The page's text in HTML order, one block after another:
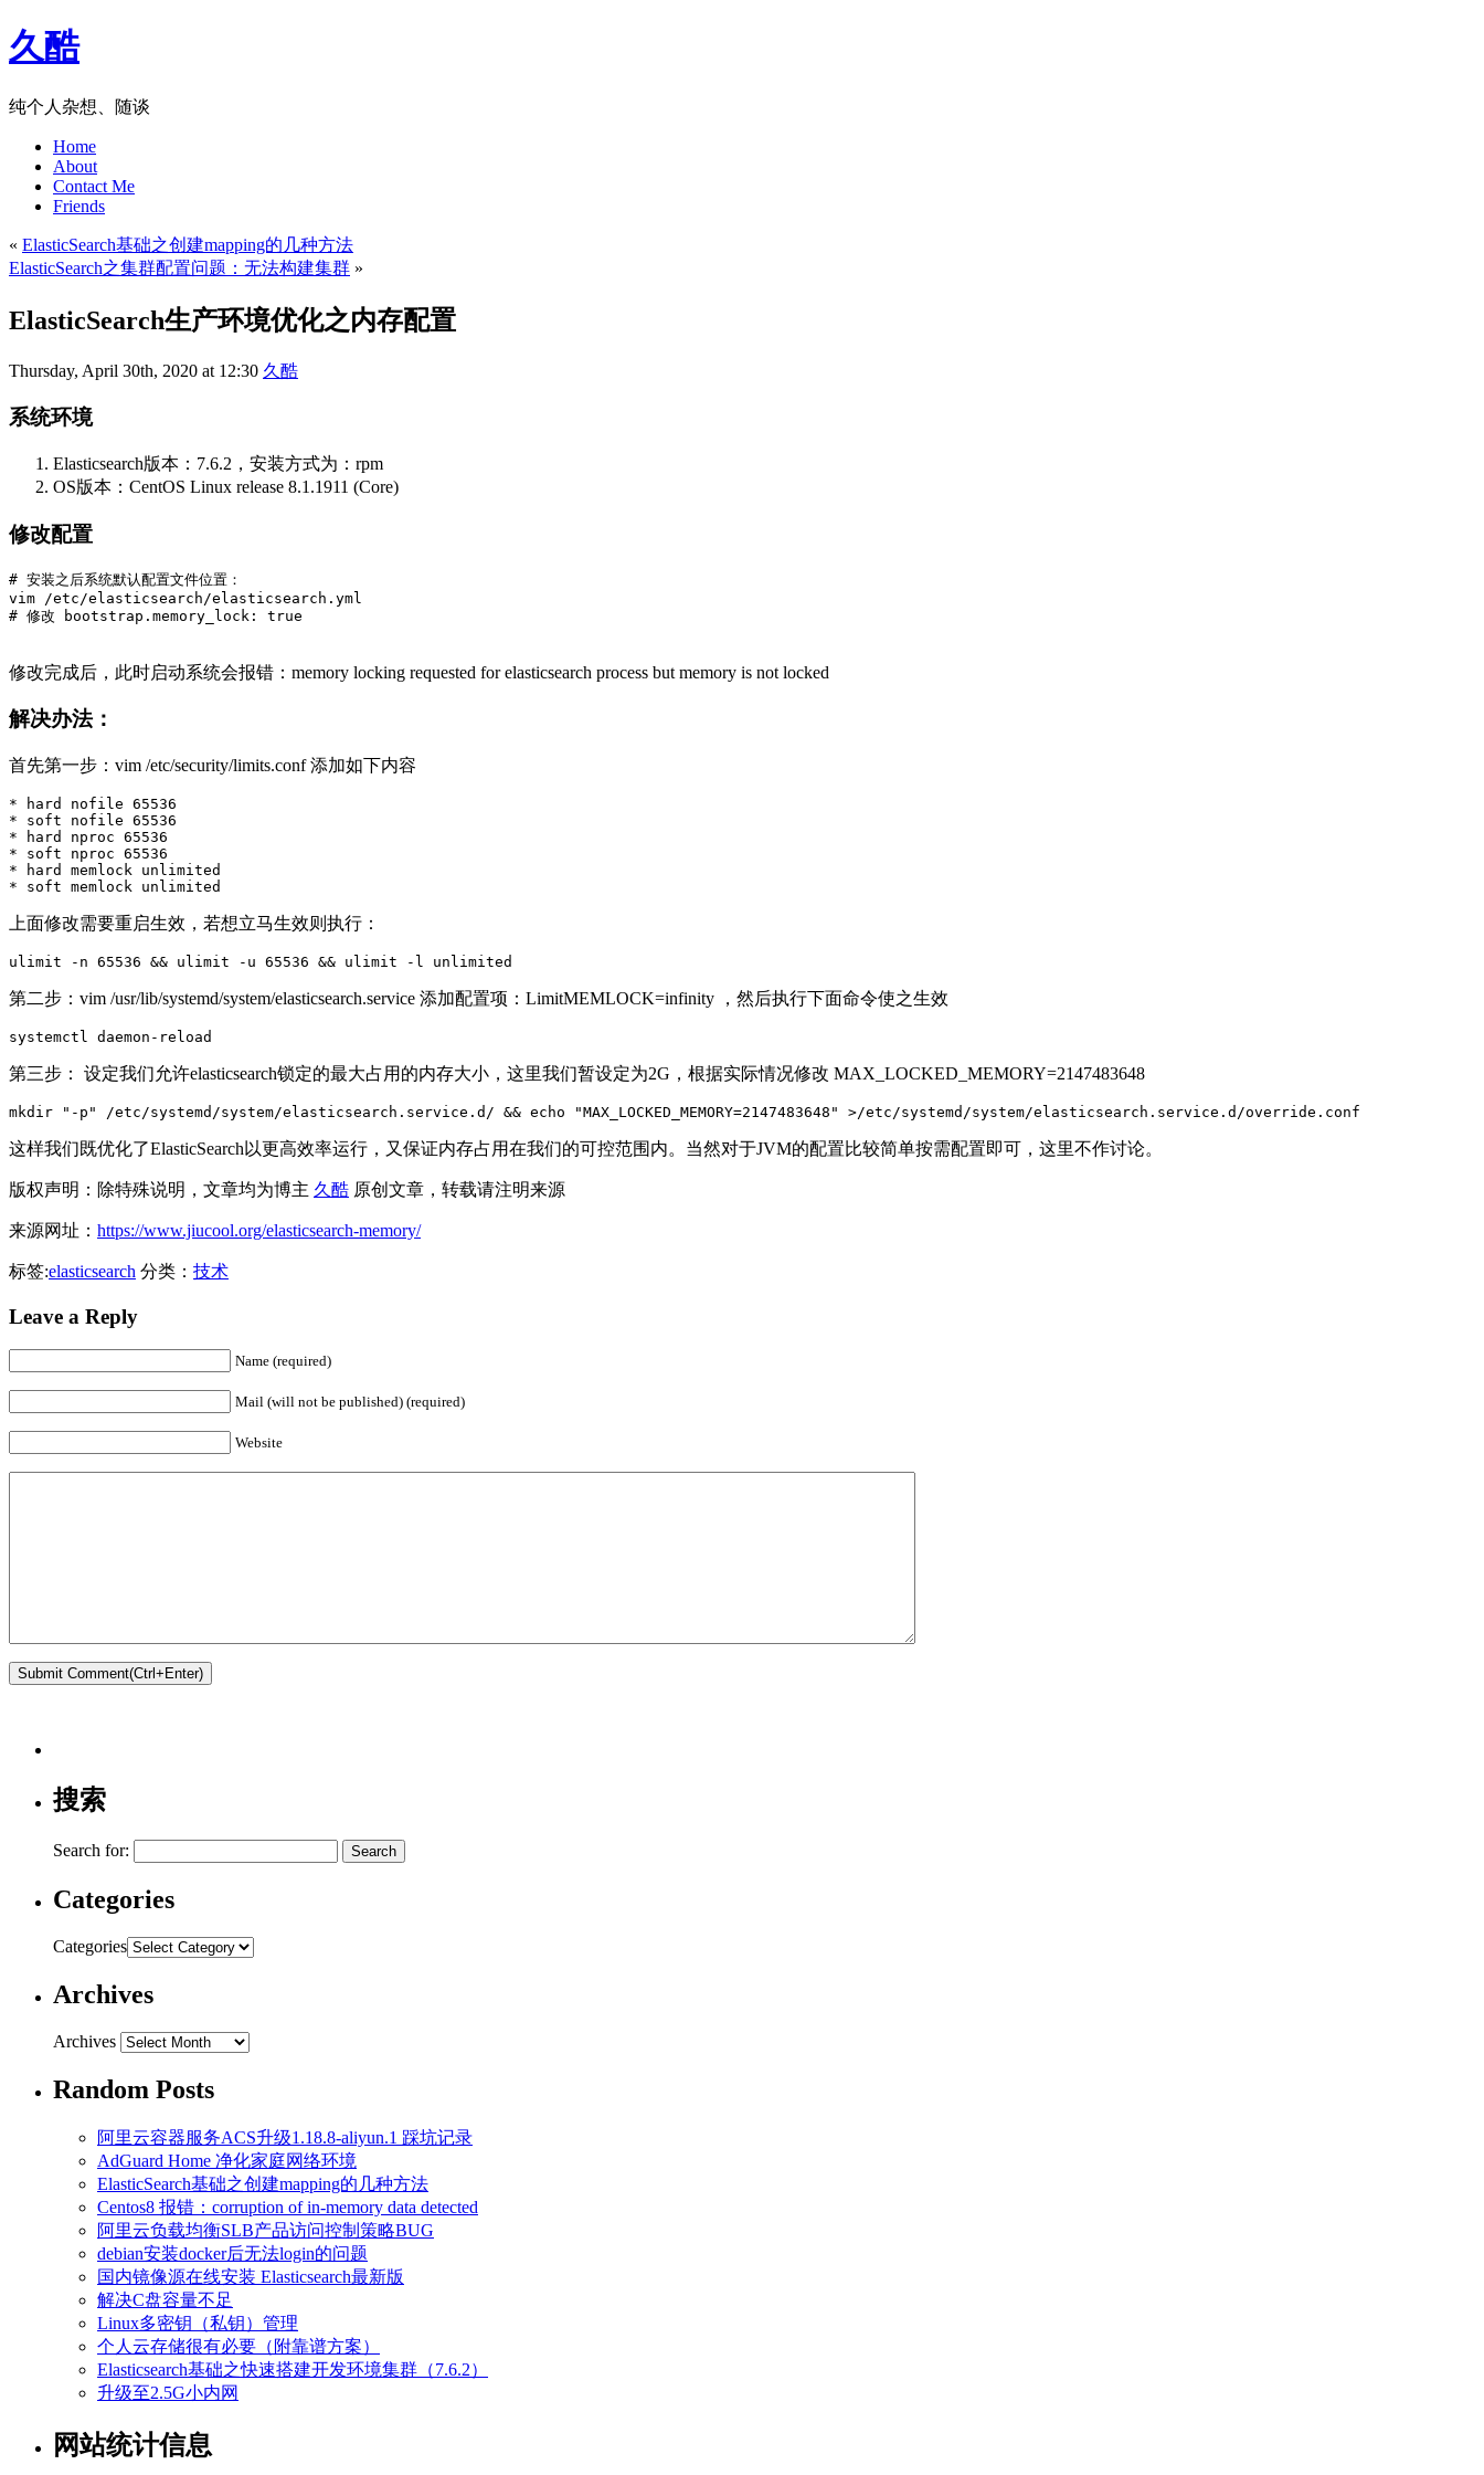
久酷
纯个人杂想、随谈
Home
About
Contact Me
Friends
« ElasticSearch基础之创建mapping的几种方法
ElasticSearch之集群配置问题：无法构建集群 »
ElasticSearch生产环境优化之内存配置
Thursday, April 30th, 2020 at 12:30 久酷
系统环境
Elasticsearch版本：7.6.2，安装方式为：rpm
OS版本：CentOS Linux release 8.1.1911 (Core)
修改配置
# 安装之后系统默认配置文件位置：
vim /etc/elasticsearch/elasticsearch.yml
# 修改 bootstrap.memory_lock: true
修改完成后，此时启动系统会报错：memory locking requested for elasticsearch process but memory is not locked
解决办法：
首先第一步：vim /etc/security/limits.conf 添加如下内容
* hard nofile 65536
* soft nofile 65536
* hard nproc 65536
* soft nproc 65536
* hard memlock unlimited
上面修改需要重启生效，若想立马生效则执行：
ulimit -n 65536 && ulimit -u 65536 && ulimit -l unlimited
第二步：vim /usr/lib/systemd/system/elasticsearch.service 添加配置项：LimitMEMLOCK=infinity ，然后执行下面命令使之生效
第三步： 设定我们允许elasticsearch锁定的最大占用的内存大小，这里我们暂设定为2G，根据实际情况修改 MAX_LOCKED_MEMORY=2147483648
mkdir "-p" /etc/systemd/system/elasticsearch.service.d/ && echo "MAX_LOCKED_MEMORY=2147483648" >/etc/systemd/system/elasticsearch.service.d/override.conf
这样我们既优化了ElasticSearch以更高效率运行，又保证内存占用在我们的可控范围内。当然对于JVM的配置比较简单按需配置即可，这里不作讨论。
版权声明：除特殊说明，文章均为博主 久酷 原创文章，转载请注明来源
来源网址： https://www.jiucool.org/elasticsearch-memory/
标签:elasticsearch 分类： 技术
Leave a Reply
Name (required)
Mail (will not be published) (required)
Website
搜索
Search for:
Categories
Categories
Archives
Archives
Random Posts
阿里云容器服务ACS升级1.18.8-aliyun.1 踩坑记录
AdGuard Home 净化家庭网络环境
ElasticSearch基础之创建mapping的几种方法
Centos8 报错：corruption of in-memory data detected
阿里云负载均衡SLB产品访问控制策略BUG
debian安装docker后无法login的问题
国内镜像源在线安装 Elasticsearch最新版
解决C盘容量不足
Linux多密钥（私钥）管理
个人云存储很有必要（附靠谱方案）
Elasticsearch基础之快速搭建开发环境集群（7.6.2）
升级至2.5G小内网
网站统计信息